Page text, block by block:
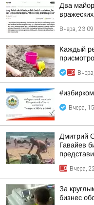
Два
Вчера, 23:09
Каждый
Вчера,
Дмитрий
Гавайев
Вчера,
За
бизнес